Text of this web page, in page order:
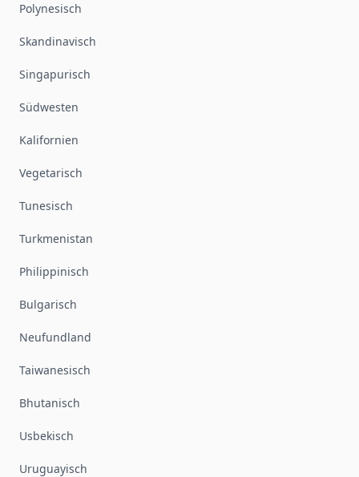
Polynesisch
Skandinavisch
Singapurisch
Südwesten
Kalifornien
Vegetarisch
Tunesisch
Turkmenistan
Philippinisch
Bulgarisch
Neufundland
Taiwanesisch
Bhutanisch
Usbekisch
Uruguayisch